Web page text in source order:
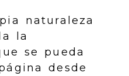
naturaleza
la
se pueda
desde